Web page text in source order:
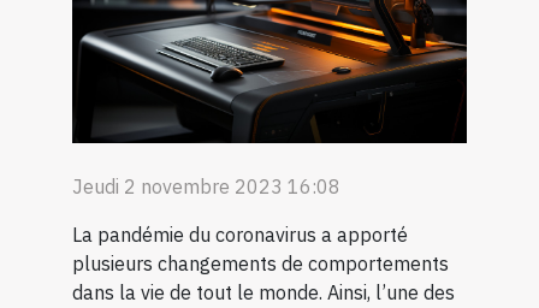
Jeudi 2 novembre 2023 16:08
La pandémie du coronavirus a apporté
plusieurs changements de comportements
dans la vie de tout le monde. Ainsi, l’une des